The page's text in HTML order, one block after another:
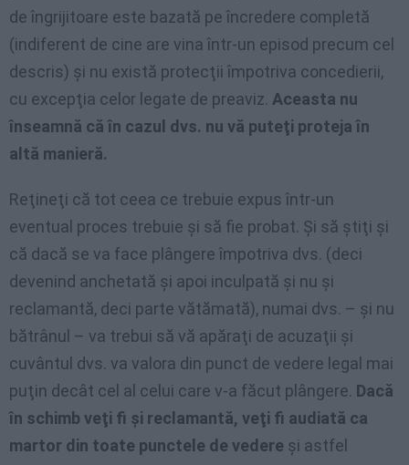
de îngrijitoare este bazată pe încredere completă
(indiferent de cine are vina într-un episod precum cel
descris) şi nu există protecţii împotriva concedierii,
cu excepţia celor legate de preaviz. Aceasta nu
înseamnă că în cazul dvs. nu vă puteţi proteja în
altă manieră.
Reţineţi că tot ceea ce trebuie expus într-un
eventual proces trebuie şi să fie probat. Şi să ştiţi şi
că dacă se va face plângere împotriva dvs. (deci
devenind anchetată şi apoi inculpată şi nu şi
reclamantă, deci parte vătămată), numai dvs. – şi nu
bătrânul – va trebui să vă apăraţi de acuzaţii şi
cuvântul dvs. va valora din punct de vedere legal mai
puţin decât cel al celui care v-a făcut plângere. Dacă
în schimb veţi fi şi reclamantă, veţi fi audiată ca
martor din toate punctele de vedere şi astfel